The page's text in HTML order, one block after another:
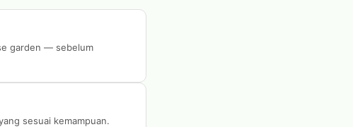
garden — sebelum
sesuai kemampuan.